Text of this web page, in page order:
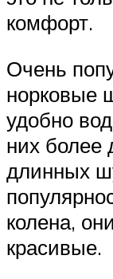
комфорт.
Очень
норковые
удобно
них более
длинных
колена,
красивые.